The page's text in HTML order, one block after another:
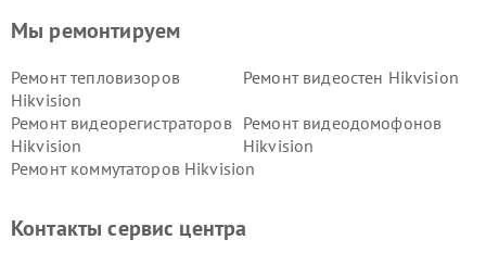
Мы ремонтируем
Ремонт тепловизоров
Hikvision
Ремонт видеостен Hikvision
Ремонт видеорегистраторов
Hikvision
Ремонт видеодомофонов
Hikvision
Ремонт коммутаторов Hikvision
Контакты сервис центра